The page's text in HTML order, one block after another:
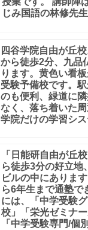
じみ国語の林修先
四谷学院自由が丘
から徒歩2分、九品
ります。黄色い看
受験予備校です。
のも便利、緑道に
なく、落ち着いた
学院だけの学習シ
「日能研自由が丘
ら徒歩3分の好立地
ビルの中にありま
ら6年生まで通塾で
には、「中学受験
校」「栄光ゼミナー
「中学受験専門/個